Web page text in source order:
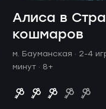
Алиса в
кошмаров
м. Бауманская · 2-4
минут · 8+